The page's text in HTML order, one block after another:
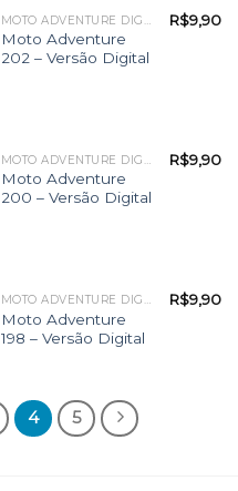
Moto Adventure
202 – Versão Digital
R$9,90
MOTO ADVENTURE DIGITAL
Moto Adventure
200 – Versão Digital
R$9,90
MOTO ADVENTURE DIGITAL
Moto Adventure
198 – Versão Digital
R$9,90
4 5